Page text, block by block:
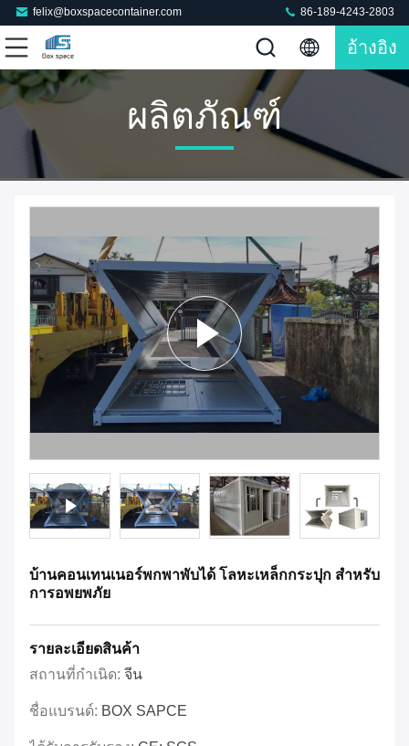
felix@boxspacecontainer.com 86-189-4243-2803
อ้างอิง
ผลิตภัณฑ์
บ้านคอนเทนเนอร์พกพาพับได้ โลหะเหล็กกระปุก สําหรับ
การอพยพภัย
รายละเอียดสินค้า
สถานที่กำเนิด: จีน
ชื่อแบรนด์: BOX SAPCE